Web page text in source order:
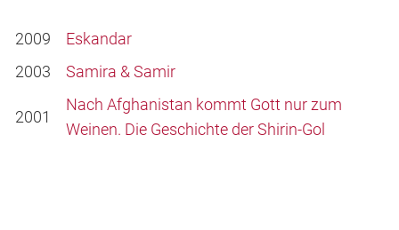
2009
Eskandar
2003
Samira & Samir
2001
Nach Afghanistan kommt Gott nur zum
Weinen. Die Geschichte der Shirin-Gol